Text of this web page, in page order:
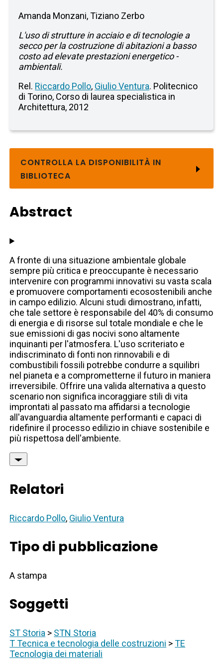
Amanda Monzani, Tiziano Zerbo
L'uso di strutture in acciaio e di tecnologie a
secco per la costruzione di abitazioni a basso
costo ad elevate prestazioni energetico -
ambientali.
Rel. Riccardo Pollo, Giulio Ventura. Politecnico
di Torino, Corso di laurea specialistica in
Architettura, 2012
CONTROLLA LA DISPONIBILITÀ IN
BIBLIOTECA
Abstract
A fronte di una situazione ambientale globale
sempre più critica e preoccupante è necessario
intervenire con programmi innovativi su vasta scala
e promuovere comportamenti ecosostenibili anche
in campo edilizio. Alcuni studi dimostrano, infatti,
che tale settore è responsabile del 40% di consumo
di energia e di risorse sul totale mondiale e che le
sue emissioni di gas nocivi sono altamente
inquinanti per l'atmosfera. L'uso scriteriato e
indiscriminato di fonti non rinnovabili e di
combustibili fossili potrebbe condurre a squilibri
nel pianeta e a comprometterne il futuro in maniera
irreversibile. Offrire una valida alternativa a questo
scenario non significa incoraggiare stili di vita
improntati al passato ma affidarsi a tecnologie
all'avanguardia altamente performanti e capaci di
ridefinire il processo edilizio in chiave sostenibile e
più rispettosa dell'ambiente.
Relatori
Riccardo Pollo, Giulio Ventura
Tipo di pubblicazione
A stampa
Soggetti
ST Storia > STN Storia
T Tecnica e tecnologia delle costruzioni >TE
Tecnologia dei materiali